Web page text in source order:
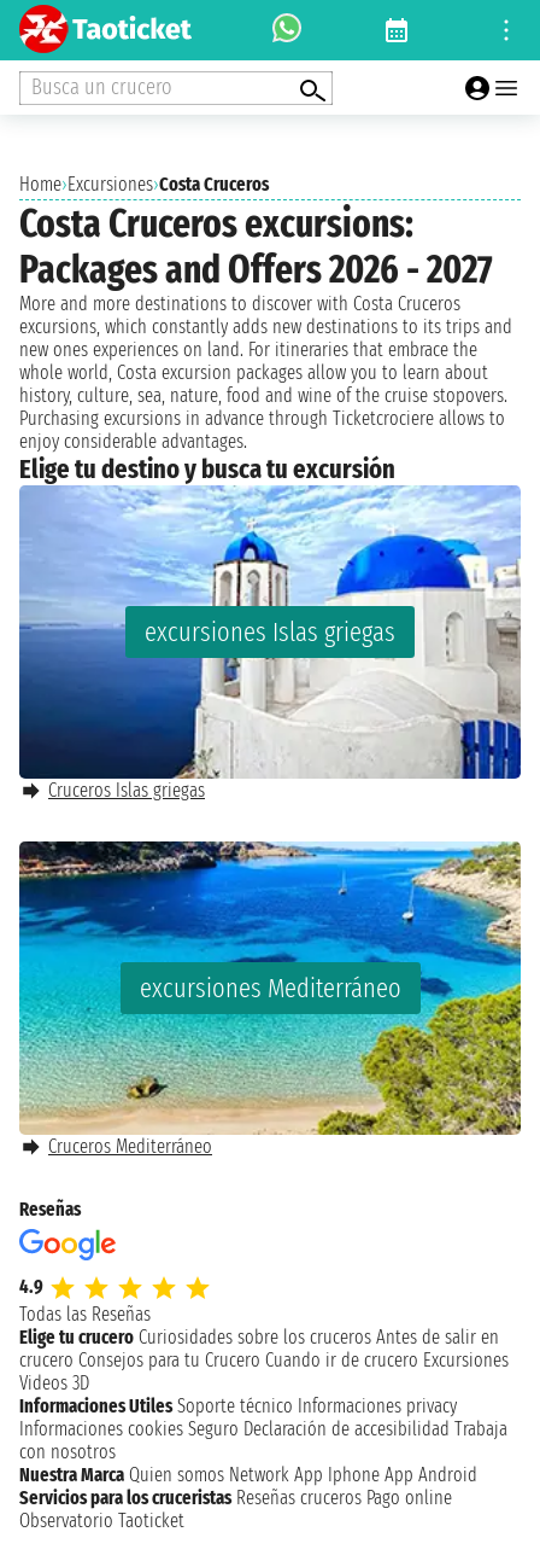
Busca un crucero
Home›Excursiones›Costa Cruceros
Costa Cruceros excursions:
Packages and Offers 2026 - 2027
More and more destinations to discover with Costa Cruceros
excursions, which constantly adds new destinations to its trips and
new ones experiences on land. For itineraries that embrace the
whole world, Costa excursion packages allow you to learn about
history, culture, sea, nature, food and wine of the cruise stopovers.
Purchasing excursions in advance through Ticketcrociere allows to
enjoy considerable advantages.
Elige tu destino y busca tu excursión
excursiones Islas griegas
Cruceros Islas griegas
excursiones Mediterráneo
Cruceros Mediterráneo
Reseñas
4.9
Todas las Reseñas
Elige tu crucero Curiosidades sobre los cruceros Antes de salir en
crucero Consejos para tu Crucero Cuando ir de crucero Excursiones
Videos 3D
Informaciones Utiles Soporte técnico Informaciones privacy
Informaciones cookies Seguro Declaración de accesibilidad Trabaja
con nosotros
Nuestra Marca Quien somos Network App Iphone App Android
Servicios para los cruceristas Reseñas cruceros Pago online
Observatorio Taoticket